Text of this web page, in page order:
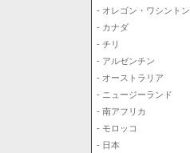
- オレゴン・ワシントン
- カナダ
- チリ
- アルゼンチン
- オーストラリア
- ニュージーランド
- 南アフリカ
- モロッコ
- 日本